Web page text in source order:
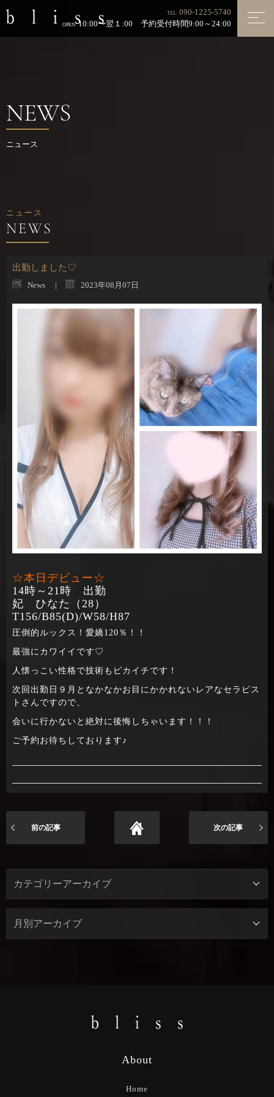
TEL: 090-1225-5740
OPEN:10:00〜翌１:00 予約受付時間9:00～24:00
NEWS
ニュース
ニュース
出勤しました♡
News 2023年08月07日
☆本日デビュー☆
14時～21時 出勤
妃 ひなた（28）
T156/B85(D)/W58/H87
圧倒的ルックス！愛嬌120％！！
最強にカワイイです♡
人懐っこい性格で技術もピカイチです！
次回出勤日９月となかなかお目にかかれないレアなセラピス
トさんですので、
会いに行かないと絶対に後悔しちゃいます！！！
ご予約お待ちしております♪
前の記事 次の記事
About
Home